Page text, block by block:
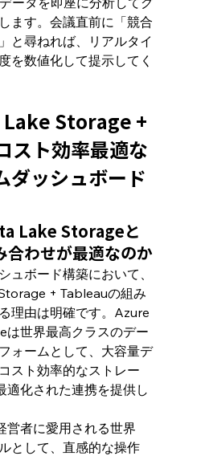
ます。会議直前に「競合
と尋ねれば、リアルタイ
を数値化して提示してく
Storage +
スト効率最適な
ダッシュボード
Lake Storageと
わせが最適なのか
ュボード構築において、
+ Tableauの組み
理由は明確です。Azure
世界最高クラスのデー
ォームとして、大容量デ
スト効率的なストレー
適化された連携を提供し
営者に愛用される世界
として、直感的な操作